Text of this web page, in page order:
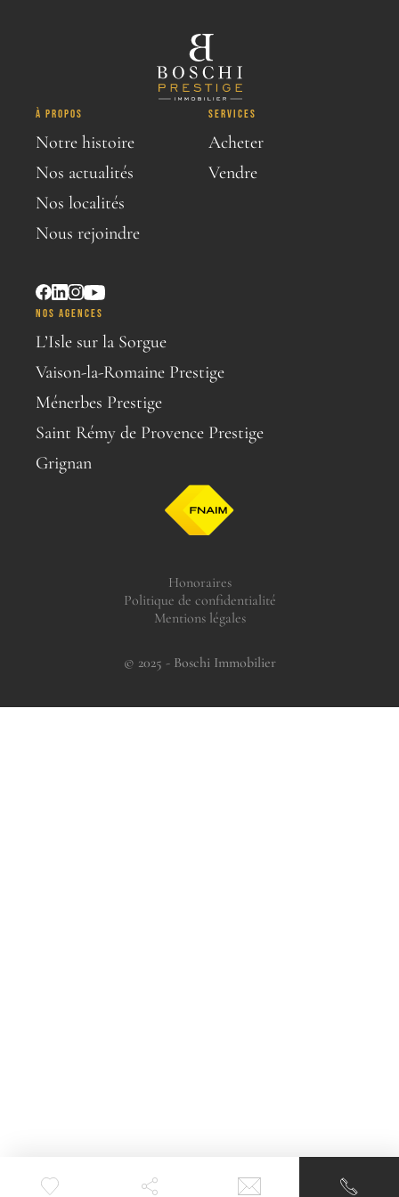
À PROPOS
Notre histoire
Nos actualités
Nos localités
Nous rejoindre
SERVICES
Acheter
Vendre
NOS AGENCES
L’Isle sur la Sorgue
Vaison-la-Romaine Prestige
Ménerbes Prestige
Saint Rémy de Provence Prestige
Grignan
Honoraires
Politique de confidentialité
Mentions légales
© 2025 - Boschi Immobilier